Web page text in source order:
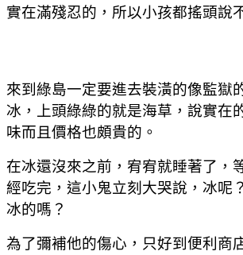
實在滿殘忍的，所以小孩都搖頭說
來到綠島一定要進去裝潢的像監獄
冰，上頭綠綠的就是海草，說實在
味而且價格也頗貴的。
在冰還沒來之前，宥宥就睡著了，
經吃完，這小鬼立刻大哭說，冰呢
冰的嗎？
為了彌補他的傷心，只好到便利商